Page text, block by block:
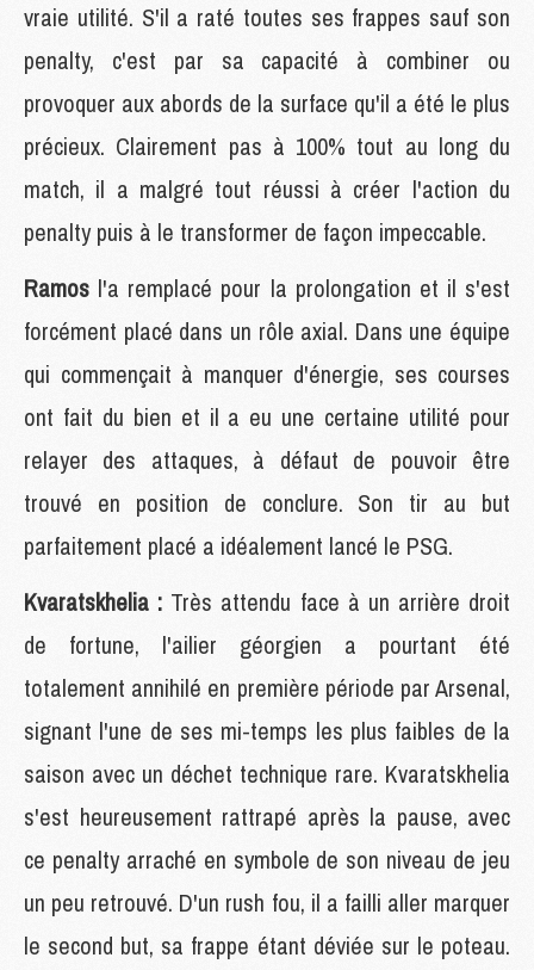
vraie utilité. S'il a raté toutes ses frappes sauf son
penalty, c'est par sa capacité à combiner ou
provoquer aux abords de la surface qu'il a été le plus
précieux. Clairement pas à 100% tout au long du
match, il a malgré tout réussi à créer l'action du
penalty puis à le transformer de façon impeccable.
Ramos l'a remplacé pour la prolongation et il s'est
forcément placé dans un rôle axial. Dans une équipe
qui commençait à manquer d'énergie, ses courses
ont fait du bien et il a eu une certaine utilité pour
relayer des attaques, à défaut de pouvoir être
trouvé en position de conclure. Son tir au but
parfaitement placé a idéalement lancé le PSG.
Kvaratskhelia : Très attendu face à un arrière droit
de fortune, l'ailier géorgien a pourtant été
totalement annihilé en première période par Arsenal,
signant l'une de ses mi-temps les plus faibles de la
saison avec un déchet technique rare. Kvaratskhelia
s'est heureusement rattrapé après la pause, avec
ce penalty arraché en symbole de son niveau de jeu
un peu retrouvé. D'un rush fou, il a failli aller marquer
le second but, sa frappe étant déviée sur le poteau.